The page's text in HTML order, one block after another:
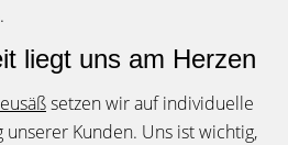
liegt uns am Herzen
setzen wir auf individuelle
Kunden. Uns ist wichtig,